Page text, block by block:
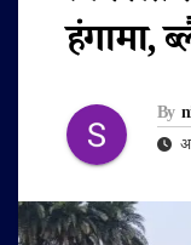
हंगामा,
By